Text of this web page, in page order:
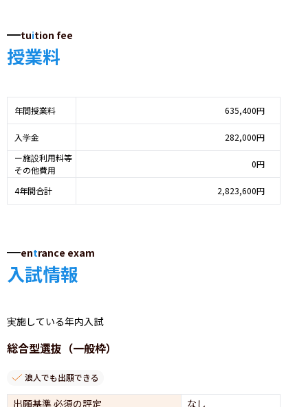
tuition fee
授業料
年間授業料 635,400円
入学金
282,000円
ー施設利用料等
その他費用
0円
4年間合計 2,823,600円
entrance exam
入試情報
実施している年内入試
総合型選抜（一般枠）
浪人でも出願できる
出願基準 必須の評定 なし